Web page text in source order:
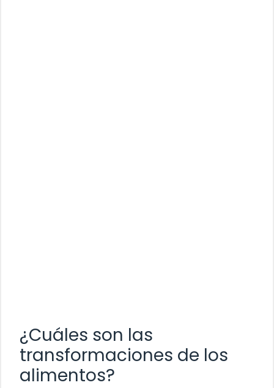
¿Cuáles son las
transformaciones de los
alimentos?